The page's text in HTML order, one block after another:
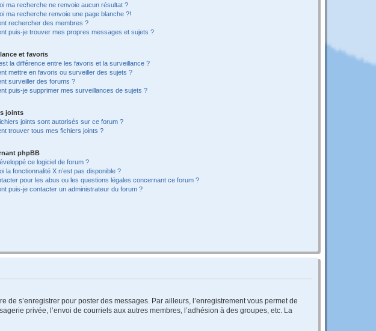
ma recherche ne renvoie aucun résultat ?
ma recherche renvoie une page blanche ?!
rechercher des membres ?
puis-je trouver mes propres messages et sujets ?
et favoris
la différence entre les favoris et la surveillance ?
mettre en favoris ou surveiller des sujets ?
surveiller des forums ?
puis-je supprimer mes surveillances de sujets ?
joints
joints sont autorisés sur ce forum ?
trouver tous mes fichiers joints ?
phpBB
ce logiciel de forum ?
la fonctionnalité X n’est pas disponible ?
pour les abus ou les questions légales concernant ce forum ?
puis-je contacter un administrateur du forum ?
s’enregistrer pour poster des messages. Par ailleurs, l’enregistrement vous permet de
privée, l’envoi de courriels aux autres membres, l’adhésion à des groupes, etc. La